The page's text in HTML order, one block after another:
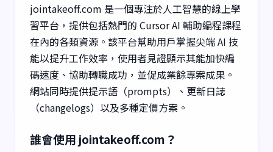
jointakeoff.com 是一個專注於人工智慧的線上學
習平台，提供包括熱門的 Cursor AI 輔助編程課程
在內的各類資源。該平台幫助用戶掌握尖端 AI 技
能以提升工作效率，使用者見證顯示其能加快編
碼速度、協助轉職成功，並促成業餘專案成果。
網站同時提供提示語（prompts）、更新日誌
（changelogs）以及多種定價方案。
誰會使用 jointakeoff.com？